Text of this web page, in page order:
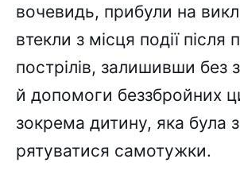
вочевидь, прибули на
втекли з місця події після
пострілів, залишивши без
й допомоги беззбройних
зокрема дитину, яка була
рятуватися самотужки.